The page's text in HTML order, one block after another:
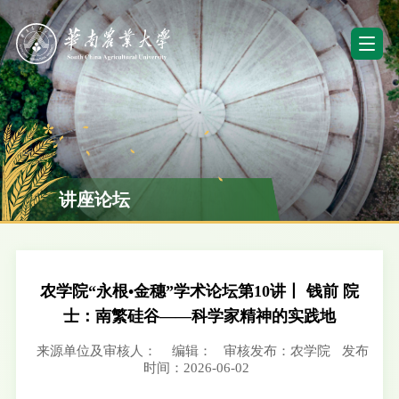
讲座论坛
农学院“永根•金穗”学术论坛第10讲丨 钱前 院
士：南繁硅谷——科学家精神的实践地
来源单位及审核人： 编辑： 审核发布：农学院
发布
时间：2026-06-02